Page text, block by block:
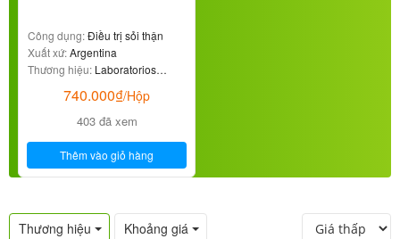
Công dụng:Điều trị sỏi thận
Xuất xứ:Argentina
Thương hiệu: Laboratorios
740.000₫/Hộp
403 đã xem
Thêm vào giỏ hàng
Thương hiệu Khoảng giá